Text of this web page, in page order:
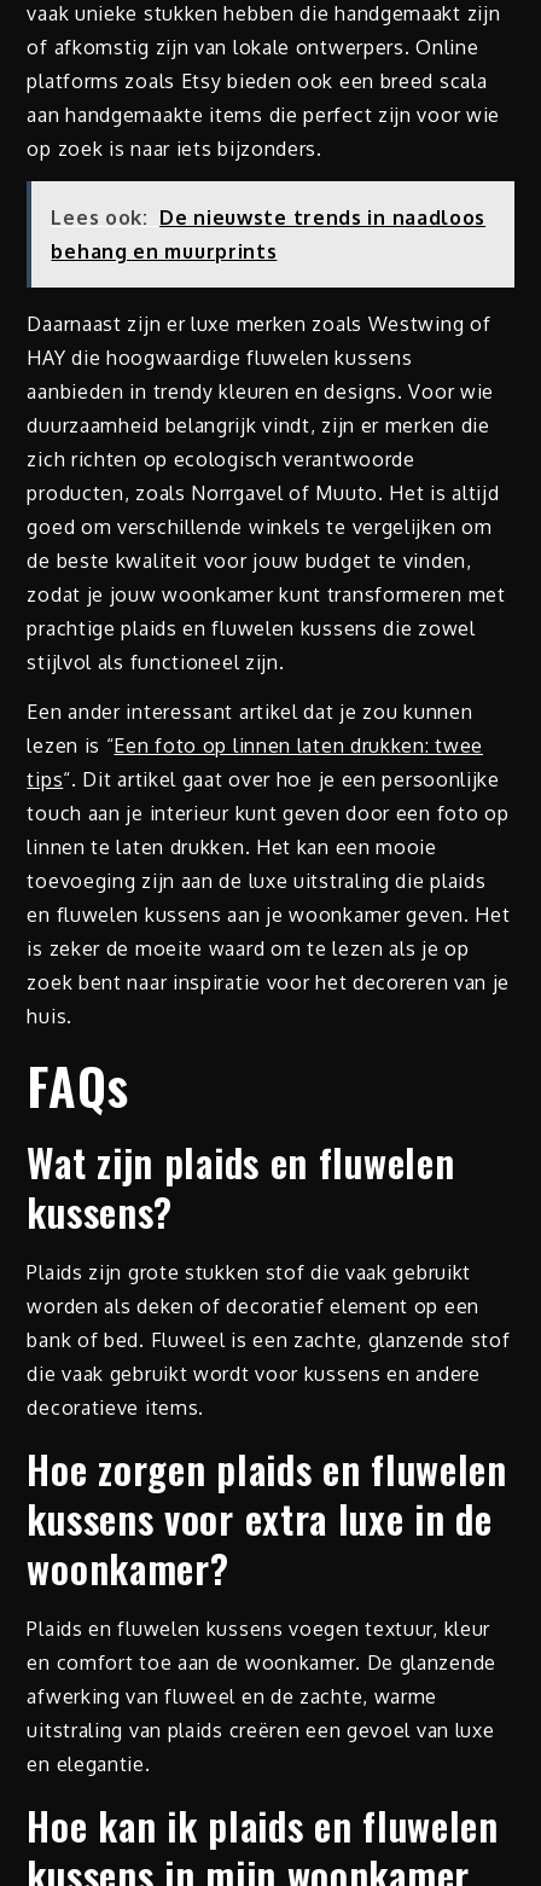
vaak unieke stukken hebben die handgemaakt zijn
of afkomstig zijn van lokale ontwerpers. Online
platforms zoals Etsy bieden ook een breed scala
aan handgemaakte items die perfect zijn voor wie
op zoek is naar iets bijzonders.
Lees ook: De nieuwste trends in naadloos
behang en muurprints
Daarnaast zijn er luxe merken zoals Westwing of
HAY die hoogwaardige fluwelen kussens
aanbieden in trendy kleuren en designs. Voor wie
duurzaamheid belangrijk vindt, zijn er merken die
zich richten op ecologisch verantwoorde
producten, zoals Norrgavel of Muuto. Het is altijd
goed om verschillende winkels te vergelijken om
de beste kwaliteit voor jouw budget te vinden,
zodat je jouw woonkamer kunt transformeren met
prachtige plaids en fluwelen kussens die zowel
stijlvol als functioneel zijn.
Een ander interessant artikel dat je zou kunnen
lezen is “Een foto op linnen laten drukken: twee
tips“. Dit artikel gaat over hoe je een persoonlijke
touch aan je interieur kunt geven door een foto op
linnen te laten drukken. Het kan een mooie
toevoeging zijn aan de luxe uitstraling die plaids
en fluwelen kussens aan je woonkamer geven. Het
is zeker de moeite waard om te lezen als je op
zoek bent naar inspiratie voor het decoreren van je
huis.
FAQs
Wat zijn plaids en fluwelen
kussens?
Plaids zijn grote stukken stof die vaak gebruikt
worden als deken of decoratief element op een
bank of bed. Fluweel is een zachte, glanzende stof
die vaak gebruikt wordt voor kussens en andere
decoratieve items.
Hoe zorgen plaids en fluwelen
kussens voor extra luxe in de
woonkamer?
Plaids en fluwelen kussens voegen textuur, kleur
en comfort toe aan de woonkamer. De glanzende
afwerking van fluweel en de zachte, warme
uitstraling van plaids creëren een gevoel van luxe
en elegantie.
Hoe kan ik plaids en fluwelen
kussens in mijn woonkamer